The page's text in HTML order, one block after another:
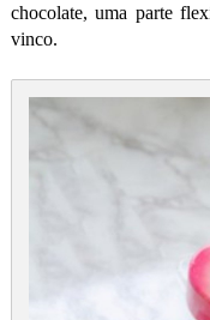
chocolate, uma parte
vinco.